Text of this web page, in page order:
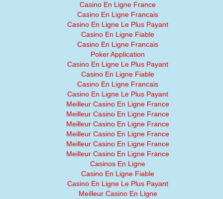
Casino En Ligne France
Casino En Ligne Francais
Casino En Ligne Le Plus Payant
Casino En Ligne Fiable
Casino En Ligne Francais
Poker Application
Casino En Ligne Le Plus Payant
Casino En Ligne Fiable
Casino En Ligne Francais
Casino En Ligne Le Plus Payant
Meilleur Casino En Ligne France
Meilleur Casino En Ligne France
Meilleur Casino En Ligne France
Meilleur Casino En Ligne France
Meilleur Casino En Ligne France
Meilleur Casino En Ligne France
Casinos En Ligne
Casino En Ligne Fiable
Casino En Ligne Le Plus Payant
Meilleur Casino En Ligne